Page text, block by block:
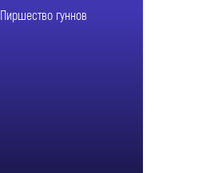
Пиршество гуннов